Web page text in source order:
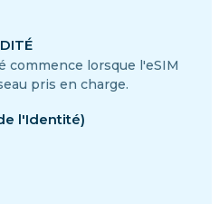
commence lorsque l'eSIM
pris en charge.
l'Identité)